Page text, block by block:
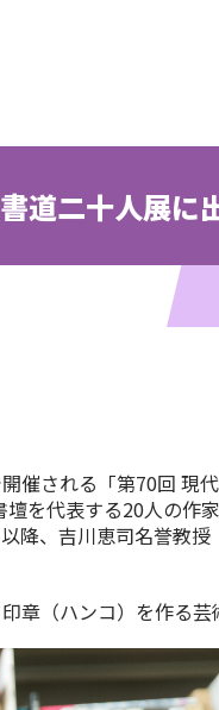
道二十人展に
催される「第70回 現
を代表する20人の作
降、吉川恵司名誉教
章（ハンコ）を作る芸